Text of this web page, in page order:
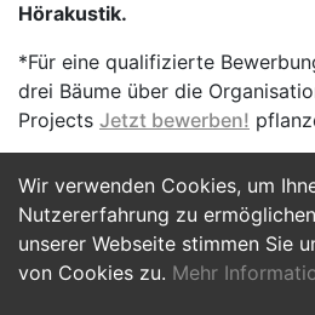
Wir verwenden Cookies, um
Nutzererfahrung zu
unserer Webseite stimmen Sie
von Cookies zu. Mehr
Hörakustik.
*Für eine qualifizierte
drei Bäume über die
Projects Jetzt bewerben!
Jetzt